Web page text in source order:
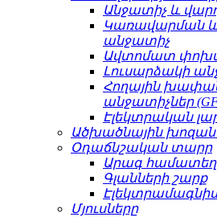
Անջատիչ և
Կառավարման
անջատիչ
Ավտոմատ
Լուսարձակի
Հողային
անջատիչներ
Էլեկտրական
Ածխածնային
Օդաճնշական տարր
Արագ համատեղ
Գլանների շարք
Մյուսները